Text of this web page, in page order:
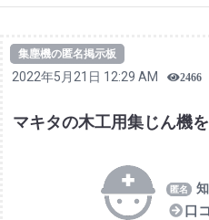
集塵機の匿名掲示板
2022年5月21日 12:29 AM 2466
マキタの木工用集じん機
口